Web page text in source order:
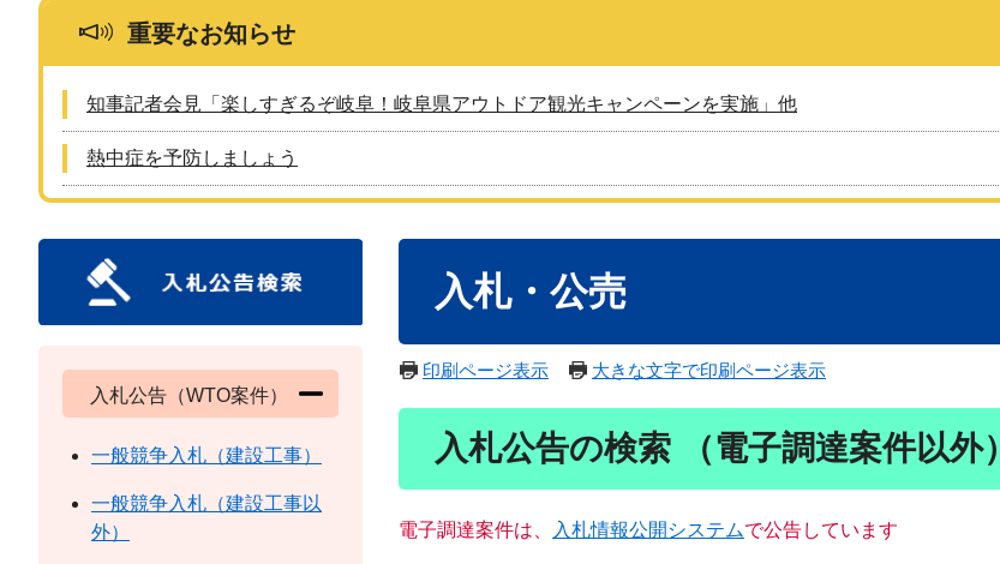
重要なお知らせ
知事記者会見「楽しすぎるぞ岐阜！岐阜県アウトドア観光キャンペーンを実施」他
熱中症を予防しましょう
入札・公売
印刷ページ表示 大きな文字で印刷ページ表示
入札公告の検索 （電子調達案件以外）
電子調達案件は、 入札情報公開システムで公告しています
入札公告（WTO案件）
一般競争入札（建設工事）
一般競争入札（建設工事以
外）